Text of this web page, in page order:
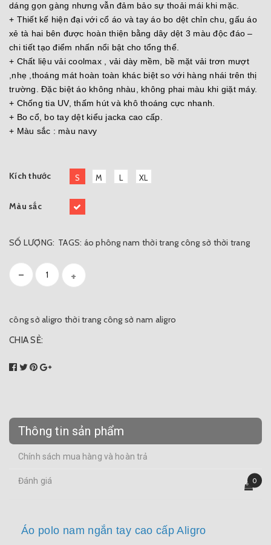
0
dáng gọn gàng nhưng vẫn đảm bảo sự thoải mái khi mặc.
+ Thiết kế hiện đại với cổ áo và tay áo bo dệt chỉn chu, gấu áo
xẻ tà hai bên được hoàn thiện bằng dây dệt 3 màu độc đáo –
chi tiết tạo điểm nhấn nổi bật cho tổng thể.
+ Chất liệu vải coolmax , vải dày mềm, bề mặt vải trơn mượt
,nhẹ ,thoáng mát hoàn toàn khác biệt so với hàng nhái trên thị
trường. Đặc biệt áo không nhàu, không phai màu khi giặt máy.
+ Chống tia UV, thấm hút và khô thoáng cực nhanh.
+ Bo cổ, bo tay dệt kiểu jacka cao cấp.
+ Màu sắc : màu navy
Kích thước S M L XL
Màu sắc
SỐ LƯỢNG:
- +
TAGS: áo phông nam thời trang công sở thời trang
công sở aligro thời trang công sở nam aligro
CHIA SẺ:
Thông tin sản phẩm
Chính sách mua hàng và hoàn trả
Đánh giá
Áo polo nam ngắn tay cao cấp Aligro